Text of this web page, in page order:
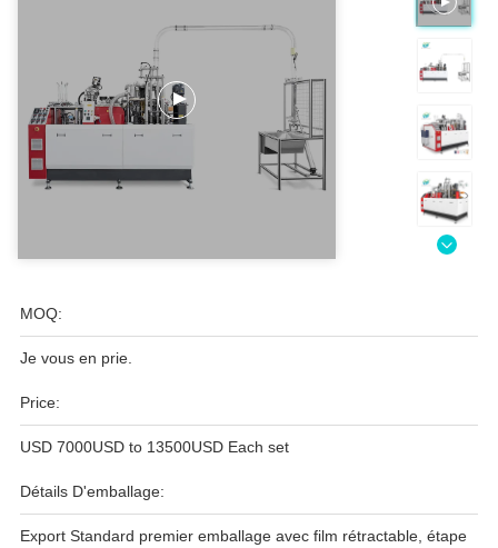
MOQ:
Je vous en prie.
Price:
USD 7000USD to 13500USD Each set
Détails D'emballage:
Export Standard premier emballage avec film rétractable, étape